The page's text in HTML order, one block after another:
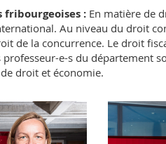
: En matière de
Au niveau du droit
de la concurrence. Le droit
professeur-e-s du département
droit et économie.